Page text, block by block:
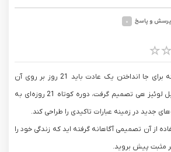
پرسش و پاسخ ۰
تحقیقات نشان می‌دهد که برای جا انداختن یک عادت باید 21 روز بر روی آن
تمرین شود. به همبن دلیل لوئیز هی تصمیم گرفت، دوره کوتاه 21 روزه‌ای به
در زمینه عبارات تاکیدی را طراحی کند.
از آن تصمیمی آگاهانه گرفته اید که زندگی خود را
مثبت پیش بروید.